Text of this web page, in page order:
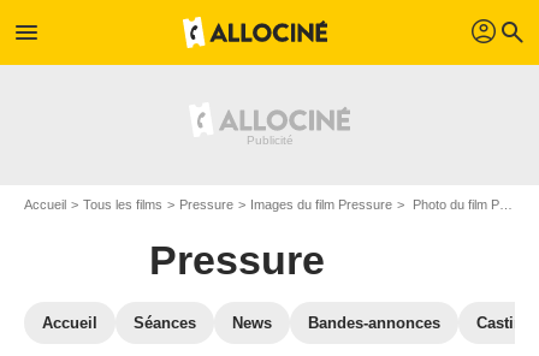
menu profil search
Accueil Tous les films Pressure Images du film Pressure Photo du film Pressure - Photo 3
Pressure
Accueil Séances News Bandes-annonces Casting